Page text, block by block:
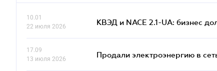
10.01
22 июля 2026
КВЭД и NACE 2.1-UA: бизнес
17.09
13 июля 2026
Продали электроэнергию в